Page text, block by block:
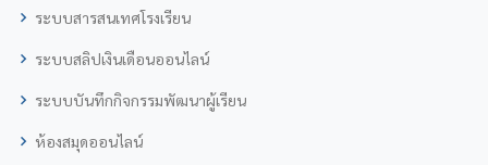
ระบบสารสนเทศโรงเรียน
ระบบสลิปเงินเดือนออนไลน์
ระบบบันทึกกิจกรรมพัฒนาผู้เรียน
ห้องสมุดออนไลน์